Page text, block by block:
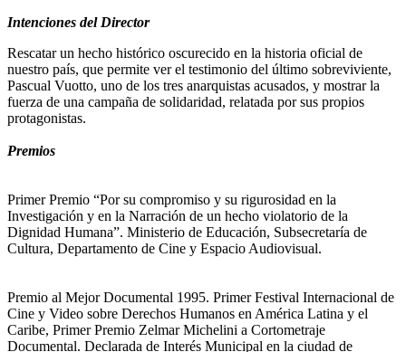
Intenciones del Director
Rescatar un hecho histórico oscurecido en la historia oficial de
nuestro país, que permite ver el testimonio del último sobreviviente,
Pascual Vuotto, uno de los tres anarquistas acusados, y mostrar la
fuerza de una campaña de solidaridad, relatada por sus propios
protagonistas.
Premios
Primer Premio “Por su compromiso y su rigurosidad en la
Investigación y en la Narración de un hecho violatorio de la
Dignidad Humana”. Ministerio de Educación, Subsecretaría de
Cultura, Departamento de Cine y Espacio Audiovisual.
Premio al Mejor Documental 1995. Primer Festival Internacional de
Cine y Video sobre Derechos Humanos en América Latina y el
Caribe, Primer Premio Zelmar Michelini a Cortometraje
Documental. Declarada de Interés Municipal en la ciudad de